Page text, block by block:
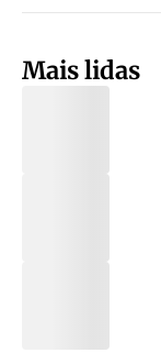
Mais lidas